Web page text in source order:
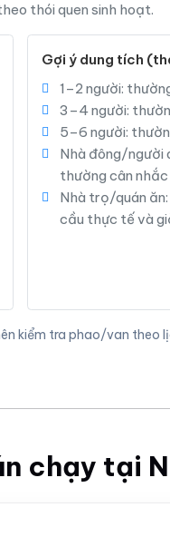
thói quen sinh hoạt.
Gợi ý dung tích
1–2 người:
3–4 người:
5–6 người:
Nhà đông/người
thường cân
Nhà trọ/quán
cầu thực tế và
kiểm tra phao/van theo
chạy tại